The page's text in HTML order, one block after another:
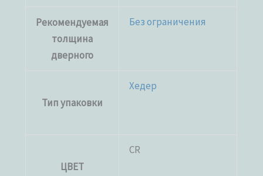
Рекомендуемая
толщина
дверного
Без ограничения
Тип упаковки
Хедер
ЦВЕТ
CR